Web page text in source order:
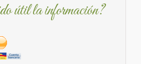
útil la información?